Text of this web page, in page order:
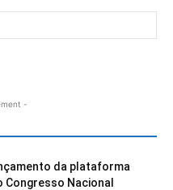
-
da plataforma
Congresso Nacional